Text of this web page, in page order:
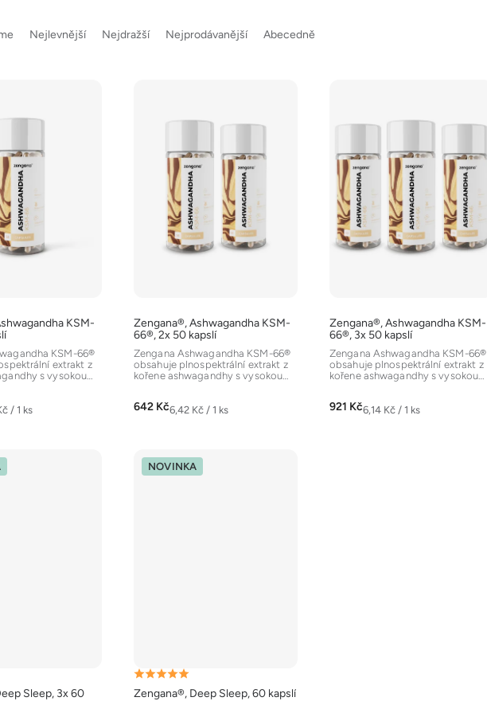
Nejlevnější Nejdražší Nejprodávanější Abecedně
KSM-
/ 1 ks
KSM-66®
extrakt z
s vysokou
Zengana®, Ashwagandha KSM-
66®, 2x 50 kapslí
642 KčMěrná
6,42 Kč / 1 ks
Zengana Ashwagandha KSM-66®
obsahuje plnospektrální extrakt z
kořene ashwagandhy s vysokou
Zengana®, Ashwagandha KSM-
66®, 3x 50 kapslí
921 KčMěrná
6,14 Kč / 1 ks
Zengana Ashwagandha KSM-66®
obsahuje plnospektrální extrakt z
kořene ashwagandhy s vysokou
Sleep, 3x 60
NOVINKA
Zengana®, Deep Sleep, 60 kapslí
Průměrné
hodnocení